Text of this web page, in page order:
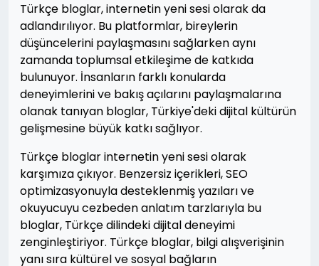
Türkçe bloglar, internetin yeni sesi olarak da
adlandırılıyor. Bu platformlar, bireylerin
düşüncelerini paylaşmasını sağlarken aynı
zamanda toplumsal etkileşime de katkıda
bulunuyor. İnsanların farklı konularda
deneyimlerini ve bakış açılarını paylaşmalarına
olanak tanıyan bloglar, Türkiye'deki dijital kültürün
gelişmesine büyük katkı sağlıyor.
Türkçe bloglar internetin yeni sesi olarak
karşımıza çıkıyor. Benzersiz içerikleri, SEO
optimizasyonuyla desteklenmiş yazıları ve
okuyucuyu cezbeden anlatım tarzlarıyla bu
bloglar, Türkçe dilindeki dijital deneyimi
zenginleştiriyor. Türkçe bloglar, bilgi alışverişinin
yanı sıra kültürel ve sosyal bağların